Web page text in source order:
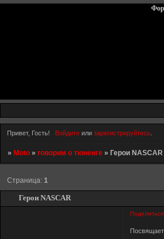
Привет, Гость! Войдитеили зарегистрируйтесь.
»Moto »говорим о тюненге »Герои NASCAR
Герои NASCAR
Страница: 1
Поделиться